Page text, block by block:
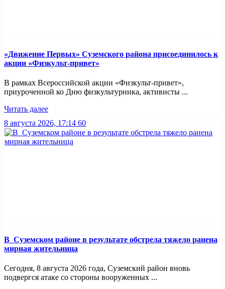
«Движение Первых» Суземского района присоединилось к
акции «Физкульт-привет»
В рамках Всероссийской акции «Физкульт-привет»,
приуроченной ко Дню физкультурника, активисты ...
Читать далее
8 августа 2026, 17:14 60
В Суземском районе в результате обстрела тяжело ранена
мирная жительница
Сегодня, 8 августа 2026 года, Суземский район вновь
подвергся атаке со стороны вооруженных ...